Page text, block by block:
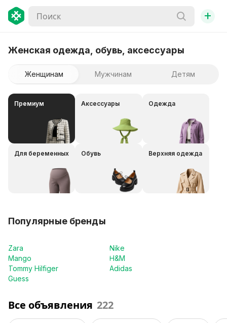
+
Женская одежда, обувь, аксессуары
Женщинам Мужчинам Детям
Премиум Аксессуары Одежда
Для беременных Обувь Верхняя одежда
Популярные бренды
Zara
Nike
Mango
H&M
Tommy Hilfiger
Adidas
Guess
Все объявления 222